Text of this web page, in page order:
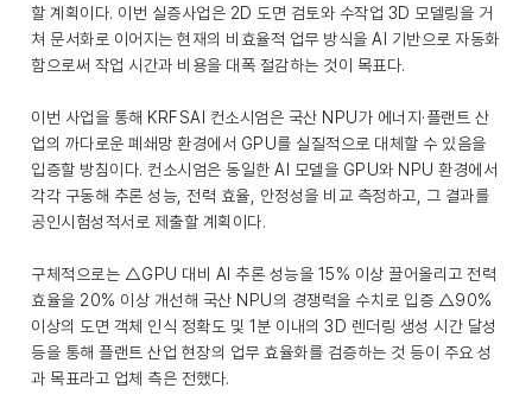
할 계획이다. 이번 실증사업은 2D 도면 검토와 수작업 3D 모델링을 거
쳐 문서화로 이어지는 현재의 비효율적 업무 방식을 AI 기반으로 자동화
함으로써 작업 시간과 비용을 대폭 절감하는 것이 목표다.
이번 사업을 통해 KRFSAI 컨소시엄은 국산 NPU가 에너지·플랜트 산
업의 까다로운 폐쇄망 환경에서 GPU를 실질적으로 대체할 수 있음을
입증할 방침이다. 컨소시엄은 동일한 AI 모델을 GPU와 NPU 환경에서
각각 구동해 추론 성능, 전력 효율, 안정성을 비교 측정하고, 그 결과를
공인시험성적서로 제출할 계획이다.
구체적으로는 △GPU 대비 AI 추론 성능을 15% 이상 끌어올리고 전력
효율을 20% 이상 개선해 국산 NPU의 경쟁력을 수치로 입증 △90%
이상의 도면 객체 인식 정확도 및 1분 이내의 3D 렌더링 생성 시간 달성
등을 통해 플랜트 산업 현장의 업무 효율화를 검증하는 것 등이 주요 성
과 목표라고 업체 측은 전했다.